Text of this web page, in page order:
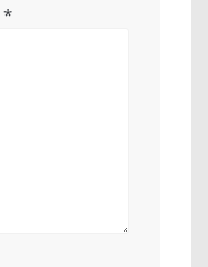
*